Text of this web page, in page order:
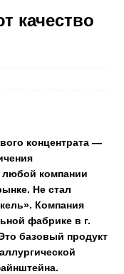
качество
концентрата —
любой компании
Не стал
Компания
фабрике в г.
базовый продукт